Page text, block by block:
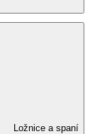
Ložnice a spaní